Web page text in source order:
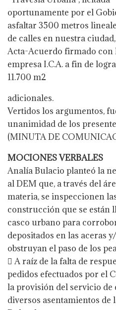
oportunamente por el
asfaltar 3500 metros
de calles en nuestra
Acta-Acuerdo firmado con
empresa I.C.A. a fin de
11.700 m2
adicionales.
Vertidos los argumentos,
unanimidad de los
(MINUTA DE
MOCIONES VERBALES
Analía Bulacio planteó la
al DEM que, a través del
materia, se inspeccionen
construcción que se están
casco urbano para
depositados en las aceras
obstruyan el paso de los
 A raíz de la falta de
pedidos efectuados por el
la provisión del servicio de
diversos asentamientos de